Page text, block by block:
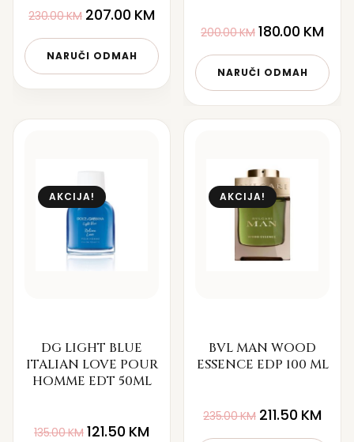
230.00KM 207.00 KM
NARUČI ODMAH
200.00KM 180.00 KM
NARUČI ODMAH
AKCIJA!
DG LIGHT BLUE
ITALIAN LOVE POUR
HOMME EDT 50ML
135.00KM 121.50 KM
AKCIJA!
BVL MAN WOOD
ESSENCE EDP 100 ML
235.00KM 211.50 KM